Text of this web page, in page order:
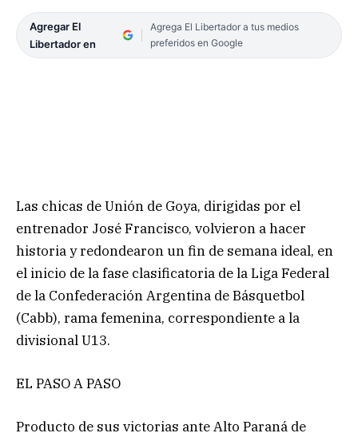
Agregar El
Libertador en
Agrega El Libertador a tus medios
preferidos en Google
Las chicas de Unión de Goya, dirigidas por el
entrenador José Francisco, volvieron a hacer
historia y redondearon un fin de semana ideal, en
el inicio de la fase clasificatoria de la Liga Federal
de la Confederación Argentina de Básquetbol
(Cabb), rama femenina, correspondiente a la
divisional U13.
EL PASO A PASO
Producto de sus victorias ante Alto Paraná de